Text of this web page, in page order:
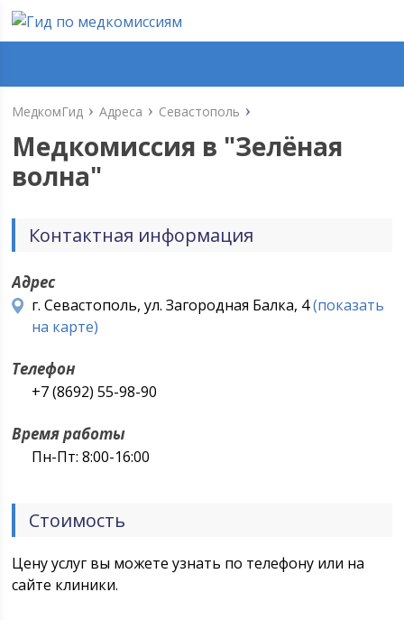
МедкомГид Адреса Севастополь
Медкомиссия в "Зелёная
волна"
Контактная информация
Адрес
г. Севастополь, ул. Загородная Балка, 4(показать
на карте)
Телефон
+7 (8692) 55-98-90
Время работы
Пн-Пт: 8:00-16:00
Стоимость
Цену услуг вы можете узнать по телефону или на
сайте клиники.